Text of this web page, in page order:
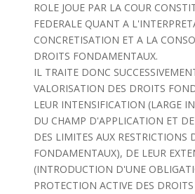
ROLE JOUE PAR LA COUR
FEDERALE QUANT A
CONCRETISATION ET A LA
DROITS FONDAMENTAUX.
IL TRAITE DONC
VALORISATION DES DROITS
LEUR INTENSIFICATION (LARGE
DU CHAMP D'APPLICATION ET
DES LIMITES AUX RESTRICTIONS
FONDAMENTAUX), DE LEUR
(INTRODUCTION D'UNE
PROTECTION ACTIVE DES DROITS